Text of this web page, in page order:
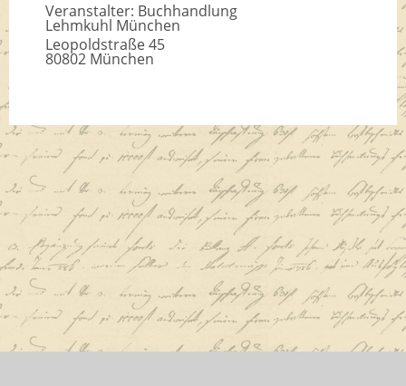
Veranstalter: Buchhandlung
Lehmkuhl München
Leopoldstraße 45
80802 München